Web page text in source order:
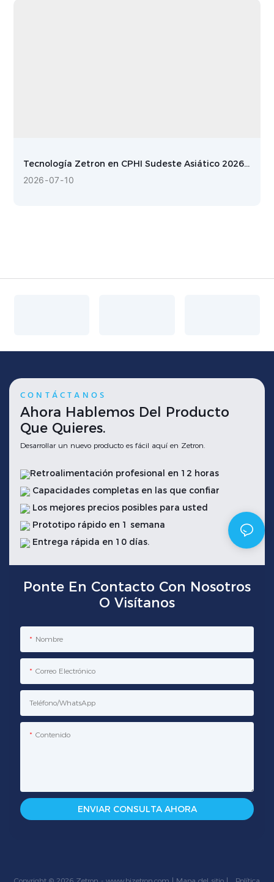
Tecnología Zetron en CPHI Sudeste Asiático 2026:
Monitoreo de partículas de precisión en salas
2026 07 10
CONTÁCTANOS
Ahora Hablemos Del Producto
Que Quieres.
Desarrollar un nuevo producto es fácil aquí en Zetron.
Retroalimentación profesional en 12 horas
Capacidades completas en las que confiar
Los mejores precios posibles para usted
Prototipo rápido en 1 semana
Entrega rápida en 10 días.
Ponte En Contacto Con Nosotros
O Visítanos
Nombre
Correo Electrónico
Teléfono/WhatsApp
Contenido
ENVIAR CONSULTA AHORA